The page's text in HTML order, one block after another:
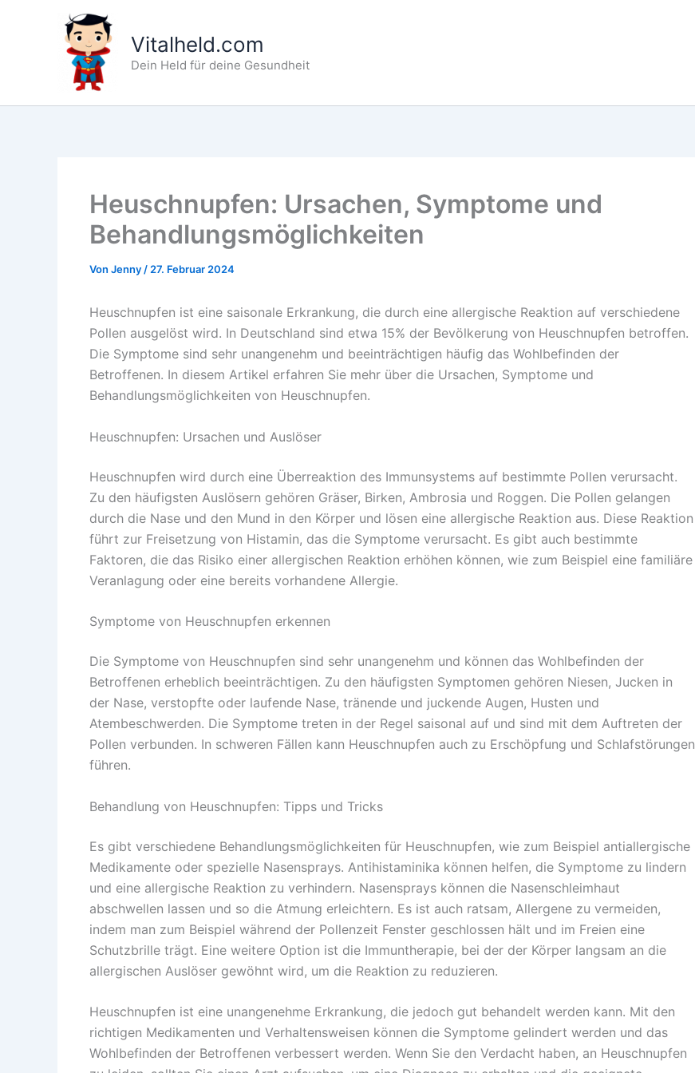
Vitalheld.com
Dein Held für deine Gesundheit
Heuschnupfen: Ursachen, Symptome und
Behandlungsmöglichkeiten
Von Jenny / 27. Februar 2024
Heuschnupfen ist eine saisonale Erkrankung, die durch eine allergische Reaktion auf verschiedene
Pollen ausgelöst wird. In Deutschland sind etwa 15% der Bevölkerung von Heuschnupfen betroffen.
Die Symptome sind sehr unangenehm und beeinträchtigen häufig das Wohlbefinden der
Betroffenen. In diesem Artikel erfahren Sie mehr über die Ursachen, Symptome und
Behandlungsmöglichkeiten von Heuschnupfen.
Heuschnupfen: Ursachen und Auslöser
Heuschnupfen wird durch eine Überreaktion des Immunsystems auf bestimmte Pollen verursacht.
Zu den häufigsten Auslösern gehören Gräser, Birken, Ambrosia und Roggen. Die Pollen gelangen
durch die Nase und den Mund in den Körper und lösen eine allergische Reaktion aus. Diese Reaktion
führt zur Freisetzung von Histamin, das die Symptome verursacht. Es gibt auch bestimmte
Faktoren, die das Risiko einer allergischen Reaktion erhöhen können, wie zum Beispiel eine familiäre
Veranlagung oder eine bereits vorhandene Allergie.
Symptome von Heuschnupfen erkennen
Die Symptome von Heuschnupfen sind sehr unangenehm und können das Wohlbefinden der
Betroffenen erheblich beeinträchtigen. Zu den häufigsten Symptomen gehören Niesen, Jucken in
der Nase, verstopfte oder laufende Nase, tränende und juckende Augen, Husten und
Atembeschwerden. Die Symptome treten in der Regel saisonal auf und sind mit dem Auftreten der
Pollen verbunden. In schweren Fällen kann Heuschnupfen auch zu Erschöpfung und Schlafstörungen
führen.
Behandlung von Heuschnupfen: Tipps und Tricks
Es gibt verschiedene Behandlungsmöglichkeiten für Heuschnupfen, wie zum Beispiel antiallergische
Medikamente oder spezielle Nasensprays. Antihistaminika können helfen, die Symptome zu lindern
und eine allergische Reaktion zu verhindern. Nasensprays können die Nasenschleimhaut
abschwellen lassen und so die Atmung erleichtern. Es ist auch ratsam, Allergene zu vermeiden,
indem man zum Beispiel während der Pollenzeit Fenster geschlossen hält und im Freien eine
Schutzbrille trägt. Eine weitere Option ist die Immuntherapie, bei der der Körper langsam an die
allergischen Auslöser gewöhnt wird, um die Reaktion zu reduzieren.
Heuschnupfen ist eine unangenehme Erkrankung, die jedoch gut behandelt werden kann. Mit den
richtigen Medikamenten und Verhaltensweisen können die Symptome gelindert werden und das
Wohlbefinden der Betroffenen verbessert werden. Wenn Sie den Verdacht haben, an Heuschnupfen